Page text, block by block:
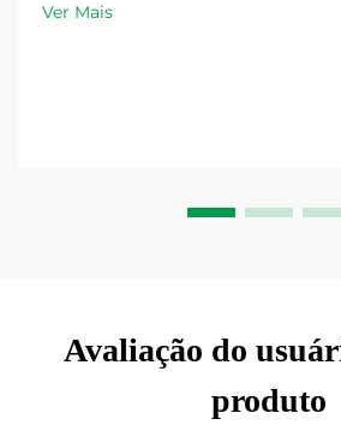
Ver Mais
Avaliação do
produto